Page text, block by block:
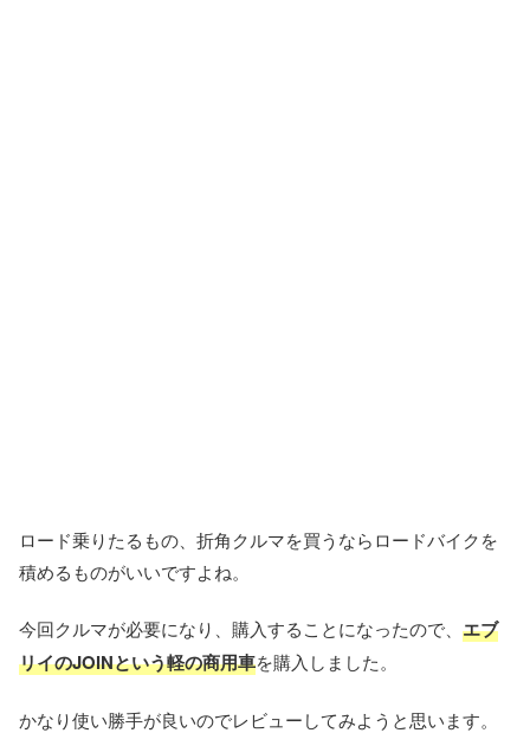
ロード乗りたるもの、折角クルマを買うならロードバイクを
積めるものがいいですよね。
今回クルマが必要になり、購入することになったので、 エブ
リイのJOINという軽の商用車を購入しました。
かなり使い勝手が良いのでレビューしてみようと思います。